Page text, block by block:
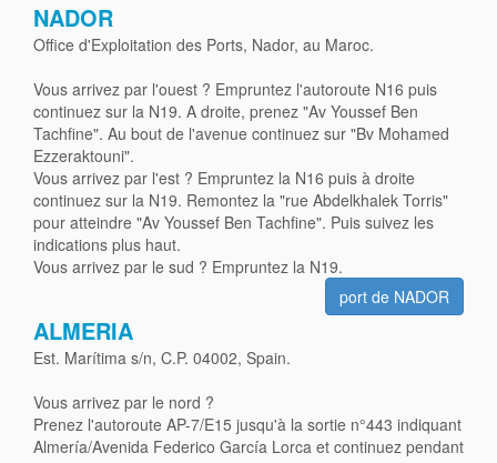
NADOR
Office d'Exploitation des Ports, Nador, au Maroc.
Vous arrivez par l'ouest ? Empruntez l'autoroute N16 puis
continuez sur la N19. A droite, prenez "Av Youssef Ben
Tachfine". Au bout de l'avenue continuez sur "Bv Mohamed
Ezzeraktouni".
Vous arrivez par l'est ? Empruntez la N16 puis à droite
continuez sur la N19. Remontez la "rue Abdelkhalek Torris"
pour atteindre "Av Youssef Ben Tachfine". Puis suivez les
indications plus haut.
Vous arrivez par le sud ? Empruntez la N19.
port de NADOR
ALMERIA
Est. Marítima s/n, C.P. 04002, Spain.
Vous arrivez par le nord ?
Prenez l'autoroute AP-7/E15 jusqu'à la sortie n°443 indiquant
Almería/Avenida Federico García Lorca et continuez pendant